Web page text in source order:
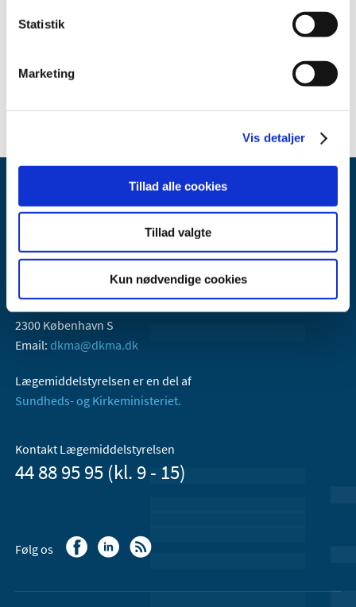
Statistik
Marketing
Vis detaljer
Tillad alle cookies
Tillad valgte
Kun nødvendige cookies
Afgørelser om generelt tilskud
Lægemiddelstyrelsen
Axel Heides Gade 1
2300 København S
Email: dkma@dkma.dk
Lægemiddelstyrelsen er en del af
Sundheds- og Kirkeministeriet.
Kontakt Lægemiddelstyrelsen
44 88 95 95 (kl. 9 - 15)
Følg os